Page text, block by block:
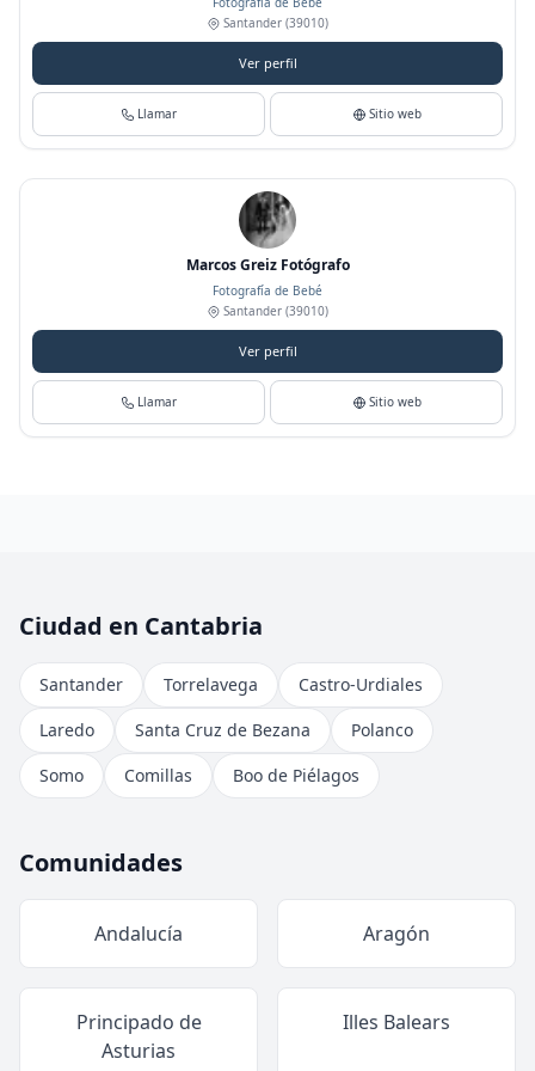
Santander (39010)
Ver perfil
Llamar Sitio web
Marcos Greiz Fotógrafo
Fotografía de Bebé
Santander (39010)
Ver perfil
Llamar Sitio web
Ciudad en Cantabria
Santander Torrelavega
Castro-Urdiales
Laredo
Santa Cruz de Bezana
Polanco
Somo
Comillas Boo de Piélagos
Comunidades
Andalucía Aragón
Principado de
Asturias
Illes Balears